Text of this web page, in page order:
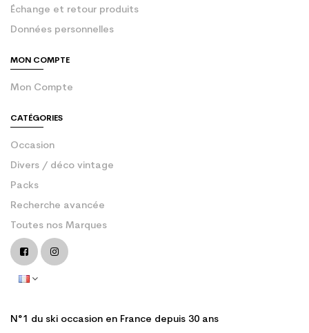
Échange et retour produits
Données personnelles
MON COMPTE
Mon Compte
CATÉGORIES
Occasion
Divers / déco vintage
Packs
Recherche avancée
Toutes nos Marques
N°1 du ski occasion en France depuis 30 ans